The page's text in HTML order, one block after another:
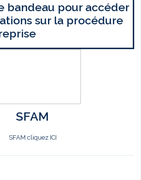
bandeau pour accéder
sur la procédure
SFAM
SFAM cliquez ICI